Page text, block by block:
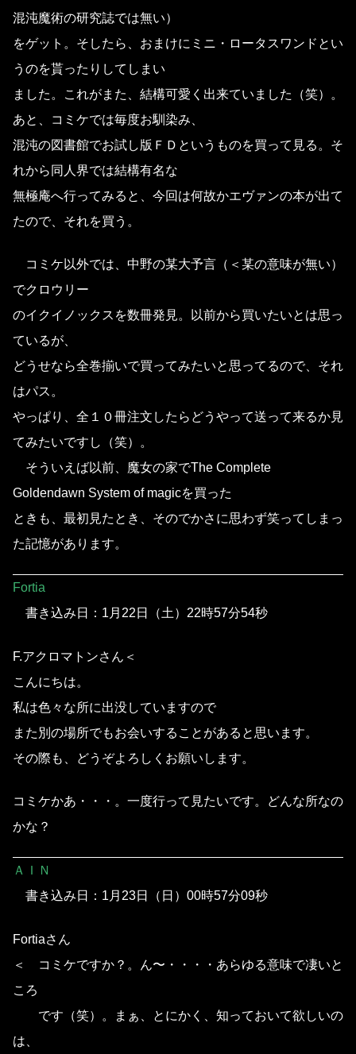
混沌魔術の研究誌では無い）
をゲット。そしたら、おまけにミニ・ロータスワンドとい
うのを貰ったりしてしまい
ました。これがまた、結構可愛く出来ていました（笑）。
あと、コミケでは毎度お馴染み、
混沌の図書館でお試し版ＦＤというものを買って見る。そ
れから同人界では結構有名な
無極庵へ行ってみると、今回は何故かエヴァンの本が出て
たので、それを買う。
コミケ以外では、中野の某大予言（＜某の意味が無い）
でクロウリー
のイクイノックスを数冊発見。以前から買いたいとは思っ
ているが、
どうせなら全巻揃いで買ってみたいと思ってるので、それ
はパス。
やっぱり、全１０冊注文したらどうやって送って来るか見
てみたいですし（笑）。
そういえば以前、魔女の家でThe Complete
Goldendawn System of magicを買った
ときも、最初見たとき、そのでかさに思わず笑ってしまっ
た記憶があります。
Fortia
書き込み日：1月22日（土）22時57分54秒
F.アクロマトンさん＜
こんにちは。
私は色々な所に出没していますので
また別の場所でもお会いすることがあると思います。
その際も、どうぞよろしくお願いします。
コミケかあ・・・。一度行って見たいです。どんな所なの
かな？
ＡＩＮ
書き込み日：1月23日（日）00時57分09秒
Fortiaさん
＜ コミケですか？。ん〜・・・・あらゆる意味で凄いと
ころ
です（笑）。まぁ、とにかく、知っておいて欲しいの
は、